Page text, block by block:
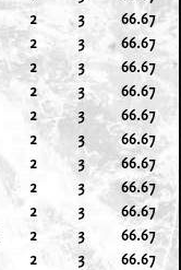
2 3
66.67
2 3
66.67
2 3
66.67
2 3
66.67
2 3
66.67
2 3
66.67
2 3
66.67
2 3
66.67
2 3
66.67
2 3
66.67
2 3
66.67